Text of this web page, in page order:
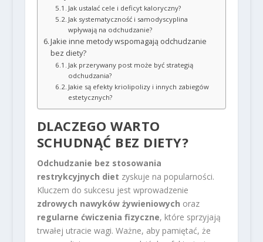
Jak ustalać cele i deficyt kaloryczny?
Jak systematyczność i samodyscyplina
wpływają na odchudzanie?
Jakie inne metody wspomagają odchudzanie
bez diety?
Jak przerywany post może być strategią
odchudzania?
Jakie są efekty kriolipolizy i innych zabiegów
estetycznych?
DLACZEGO WARTO
SCHUDNĄĆ BEZ DIETY?
Odchudzanie bez stosowania
restrykcyjnych diet zyskuje na popularności.
Kluczem do sukcesu jest wprowadzenie
zdrowych nawyków żywieniowych oraz
regularne ćwiczenia fizyczne, które sprzyjają
trwałej utracie wagi. Ważne, aby pamiętać, że